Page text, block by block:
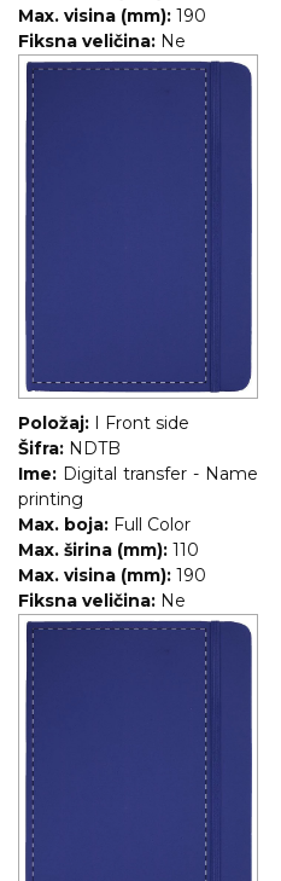
Max. visina (mm): 190
Fiksna veličina: Ne
Položaj:
I Front side
Šifra: NDTB
Ime: Digital transfer - Name
printing
Max. boja: Full Color
Max. širina (mm): 110
Max. visina (mm): 190
Fiksna veličina: Ne